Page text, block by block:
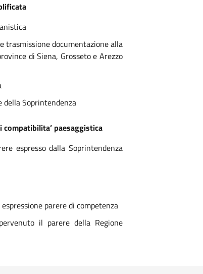
trasmissione documentazione alla
di Siena, Grosseto e Arezzo
della Soprintendenza
paesaggistica
espresso dalla Soprintendenza
espressione parere di competenza
il parere della Regione